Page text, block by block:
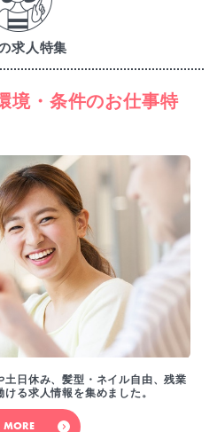
求人特集
境・条件のお仕事特
土日休み、髪型・ネイル自由、残業
る求人情報を集めました。
MORE